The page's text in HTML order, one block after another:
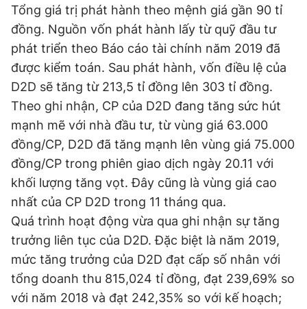
Đọc Thanh Niên trên điện thoại
Theo dõi báo trên
Hotline
0906 645 777
Liên hệ quảng cáo
0908 780 404
Đặt báo Quảng cáo RSS Tòa soạn Chính sách bảo
Tổng biên tập: Nguyễn Ngọc Toàn
Phó tổng biên tập thường trực: Hải Thành
Phó tổng biên tập: Lâm Hiếu Dũng
Phó tổng biên tập: Trần Việt Hưng
Tổng thư ký tòa soạn: Đức Trung
Tổng giá trị phát hành theo mệnh giá gần 90 tỉ
đồng. Nguồn vốn phát hành lấy từ quỹ đầu tư
phát triển theo Báo cáo tài chính năm 2019 đã
được kiểm toán. Sau phát hành, vốn điều lệ của
D2D sẽ tăng từ 213,5 tỉ đồng lên 303 tỉ đồng.
Theo ghi nhận, CP của D2D đang tăng sức hút
mạnh mẽ với nhà đầu tư, từ vùng giá 63.000
đồng/CP, D2D đã tăng mạnh lên vùng giá 75.000
đồng/CP trong phiên giao dịch ngày 20.11 với
khối lượng tăng vọt. Đây cũng là vùng giá cao
nhất của CP D2D trong 11 tháng qua.
Quá trình hoạt động vừa qua ghi nhận sự tăng
trưởng liên tục của D2D. Đặc biệt là năm 2019,
mức tăng trưởng của D2D đạt cấp số nhân với
tổng doanh thu 815,024 tỉ đồng, đạt 239,69% so
với năm 2018 và đạt 242,35% so với kế hoạch;